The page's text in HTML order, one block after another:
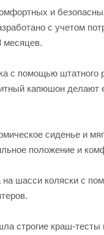
и
с учетом
месяцев.
с помощью штатного
капюшон делают
сиденье и
положение и
на шасси коляски с
строгие краш-тесты